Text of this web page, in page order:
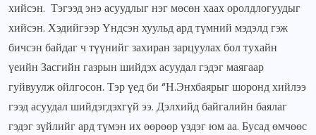
хийсэн. Тэгээд энэ асуудлыг нэг мөсөн хаах оролдлогуудыг
хийсэн. Хэдийгээр Үндсэн хуульд ард түмний мэдэлд гэж
бичсэн байдаг ч түүнийг захиран зарцуулах бол тухайн
үеийн Засгийн газрын шийдэх асуудал гэдэг маягаар
гуйвуулж ойлгосон. Тэр үед би “Н.Энхбаярыг шоронд хийлээ
гээд асуудал шийдэгдэхгүй ээ. Дэлхийд байгалийн баялаг
гэдэг зүйлийг ард түмэн их өөрөөр үздэг юм аа. Бусад өмчөөс